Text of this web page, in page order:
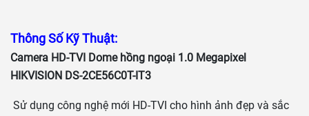
Thông Số Kỹ Thuật:
Camera HD-TVI Dome hồng ngoại 1.0 Megapixel
HIKVISION DS-2CE56C0T-IT3
Sử dụng công nghệ mới HD-TVI cho hình ảnh đẹp và sắc